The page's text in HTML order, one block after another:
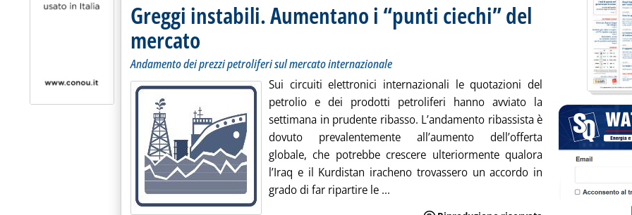
Greggi instabili. Aumentano i “punti ciechi” del
mercato
Andamento dei prezzi petroliferi sul mercato internazionale
Sui circuiti elettronici internazionali le quotazioni del
petrolio e dei prodotti petroliferi hanno avviato la
settimana in prudente ribasso. L’andamento ribassista è
dovuto prevalentemente all’aumento dell’offerta
globale, che potrebbe crescere ulteriormente qualora
l’Iraq e il Kurdistan iracheno trovassero un accordo in
grado di far ripartire le ...